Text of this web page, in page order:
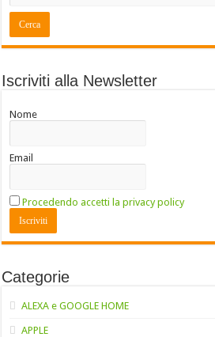
Iscriviti alla Newsletter
Nome
Email
Procedendo accetti la privacy policy
Categorie
ALEXA e GOOGLE HOME
APPLE